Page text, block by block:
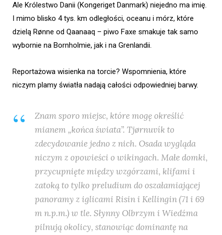
Ale Królestwo Danii (Kongeriget Danmark) niejedno ma imię.
I mimo blisko 4 tys. km odległości, oceanu i mórz, które
dzielą Rønne od Qaanaaq – piwo Faxe smakuje tak samo
wybornie na Bornholmie, jak i na Grenlandii.
Reportażowa wisienka na torcie? Wspomnienia, które
niczym plamy światła nadają całości odpowiedniej barwy.
Znam sporo miejsc, które mogę określić
mianem „końca świata”. Tjørnuvík to
zdecydowanie jedno z nich. Osada wygląda
niczym z opowieści o wikingach. Małe domki,
przycupnięte między wzgórzami, klifami i
zatoką to tylko preludium do oszałamiającej
panoramy z iglicami Risin i Kellingin (71 i 69
m n.p.m.) w tle. Słynny Olbrzym i Wiedźma
pilnują okolicy, stanowiąc dominantę na